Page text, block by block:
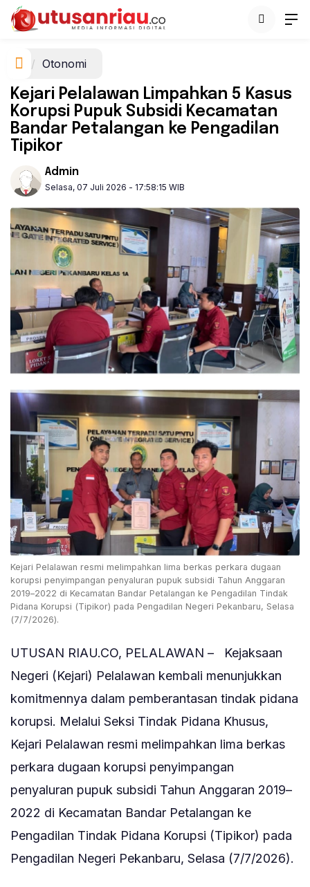
Otonomi
Kejari Pelalawan Limpahkan 5 Kasus
Korupsi Pupuk Subsidi Kecamatan
Bandar Petalangan ke Pengadilan
Tipikor
Admin
Selasa, 07 Juli 2026 - 17:58:15 WIB
Kejari Pelalawan resmi melimpahkan lima berkas perkara dugaan
korupsi penyimpangan penyaluran pupuk subsidi Tahun Anggaran
2019–2022 di Kecamatan Bandar Petalangan ke Pengadilan Tindak
Pidana Korupsi (Tipikor) pada Pengadilan Negeri Pekanbaru, Selasa
(7/7/2026).
UTUSAN RIAU.CO, PELALAWAN – Kejaksaan
Negeri (Kejari) Pelalawan kembali menunjukkan
komitmennya dalam pemberantasan tindak pidana
korupsi. Melalui Seksi Tindak Pidana Khusus,
Kejari Pelalawan resmi melimpahkan lima berkas
perkara dugaan korupsi penyimpangan
penyaluran pupuk subsidi Tahun Anggaran 2019–
2022 di Kecamatan Bandar Petalangan ke
Pengadilan Tindak Pidana Korupsi (Tipikor) pada
Pengadilan Negeri Pekanbaru, Selasa (7/7/2026).